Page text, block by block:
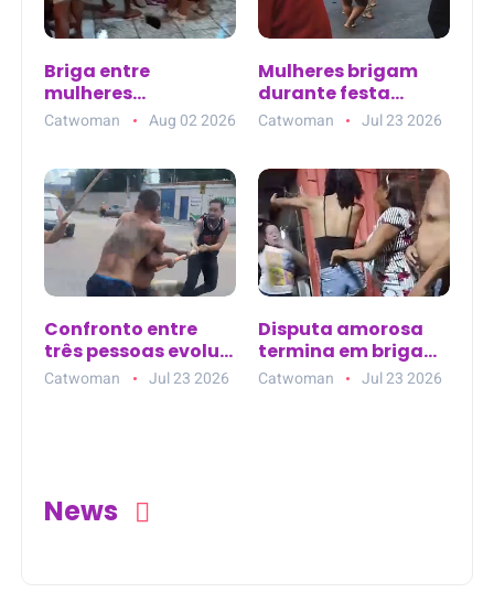
Briga entre
mulheres
embriagadas é
registrada em bar
(MA)
Catwoman Aug 02 2026
Mulheres brigam
durante festa
paredão no bairro
Catwoman Jul 23 2026
Confronto entre
três pessoas evolui
para agressões
Catwoman Jul 23 2026
Disputa amorosa
termina em briga
entre mulheres em
Catwoman Jul 23 2026
News